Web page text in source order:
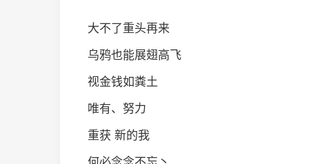
大不了重头再来
乌鸦也能展翅高飞
视金钱如粪土
唯有、努力
重获 新的我